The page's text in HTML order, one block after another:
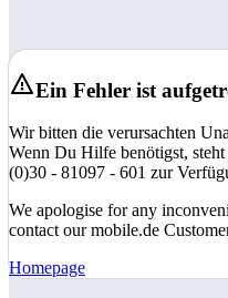
Ein Fehler ist
Wir bitten die verursachten
Wenn Du Hilfe benötigst,
(0)30 - 81097 - 601 zur
We apologise for any
contact our mobile.de
Homepage